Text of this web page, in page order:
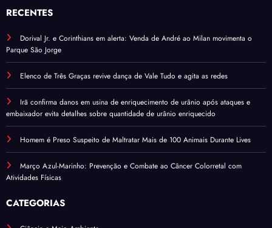
RECENTES
Dorival Jr. e Corinthians em alerta: Venda de André ao Milan movimenta o
Parque São Jorge
Elenco de Três Graças revive dança de Vale Tudo e agita as redes
Irã confirma danos em usina de enriquecimento de urânio após ataques e
embaixador evita detalhes sobre quantidade de urânio enriquecido
Homem é Preso Suspeito de Maltratar Mais de 100 Animais Durante Lives
Março Azul-Marinho: Prevenção e Combate ao Câncer Colorretal com
Atividades Físicas
CATEGORIAS